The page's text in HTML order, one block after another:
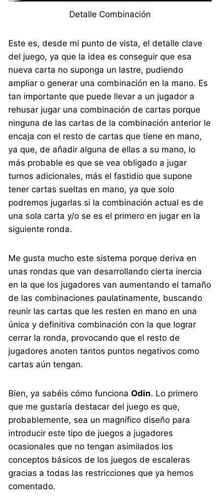
Detalle Combinación
Este es, desde mi punto de vista, el detalle clave
del juego, ya que la idea es conseguir que esa
nueva carta no suponga un lastre, pudiendo
ampliar o generar una combinación en la mano. Es
tan importante que puede llevar a un jugador a
rehusar jugar una combinación de cartas porque
ninguna de las cartas de la combinación anterior le
encaja con el resto de cartas que tiene en mano,
ya que, de añadir alguna de ellas a su mano, lo
más probable es que se vea obligado a jugar
turnos adicionales, más el fastidio que supone
tener cartas sueltas en mano, ya que solo
podremos jugarlas si la combinación actual es de
una sola carta y/o se es el primero en jugar en la
siguiente ronda.
Me gusta mucho este sistema porque deriva en
unas rondas que van desarrollando cierta inercia
en la que los jugadores van aumentando el tamaño
de las combinaciones paulatinamente, buscando
reunir las cartas que les resten en mano en una
única y definitiva combinación con la que lograr
cerrar la ronda, provocando que el resto de
jugadores anoten tantos puntos negativos como
cartas aún tengan.
Bien, ya sabéis cómo funcionaOdin. Lo primero
que me gustaría destacar del juego es que,
probablemente, sea un magnífico diseño para
introducir este tipo de juegos a jugadores
ocasionales que no tengan asimilados los
conceptos básicos de los juegos de escaleras
gracias a todas las restricciones que ya hemos
comentado.